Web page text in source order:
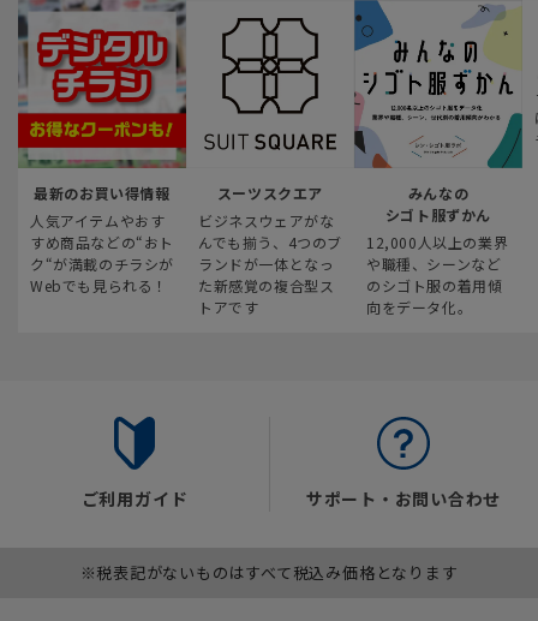
最新のお買い得情報
人気アイテムやおす
すめ商品などの“おト
ク“が満載のチラシが
Webでも見られる！
スーツスクエア
ビジネスウェアがな
んでも揃う、4つのブ
ランドが一体となっ
た新感覚の複合型ス
トアです
みんなの
シゴト服ずかん
12,000人以上の業界
や職種、シーンなど
のシゴト服の着用傾
向をデータ化。
ご利用ガイド サポート・お問い合わせ
※税表記がないものはすべて税込み価格となります